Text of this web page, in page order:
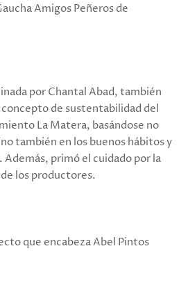
Amigos Peñeros de
por Chantal Abad, también
de sustentabilidad del
La Matera, basándose no
también en los buenos hábitos y
primó el cuidado por la
los productores.
que encabeza Abel Pintos